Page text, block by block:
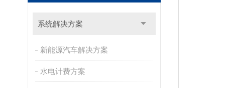
系统解决方案
新能源汽车解决方案
水电计费方案